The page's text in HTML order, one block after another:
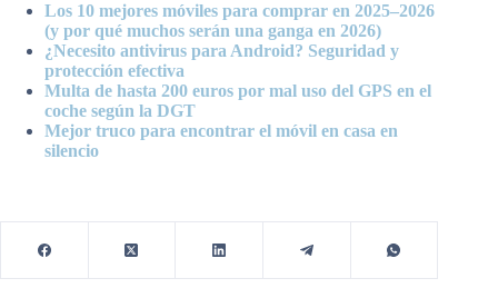
Los 10 mejores móviles para comprar en 2025–2026
(y por qué muchos serán una ganga en 2026)
¿Necesito antivirus para Android? Seguridad y
protección efectiva
Multa de hasta 200 euros por mal uso del GPS en el
coche según la DGT
Mejor truco para encontrar el móvil en casa en
silencio